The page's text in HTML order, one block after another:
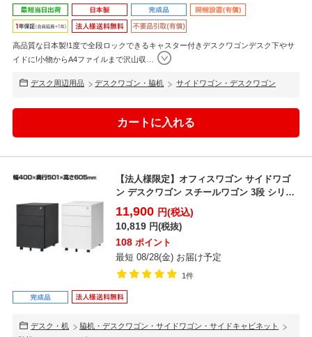
高品質な日本製!1度で全段ロックできるキャスター付きデスクワゴンデスク下やサ
イドに!小物からA4ファイルまで沢山収
デスク周辺用品 デスクワゴン・脇机 サイドワゴン・デスクワゴン
【法人様限定】オフィスワゴン サイドワゴ
ン デスクワゴン スチールワゴン 3段 シリン
ダー錠 ダブル...
11,900 円(税込)
10,819 円(税抜)
108 ポイント
最短 08/28(金) お届け予定
1件
デスク・机
脇机・デスクワゴン・サイドワゴン・サイドキャビネット